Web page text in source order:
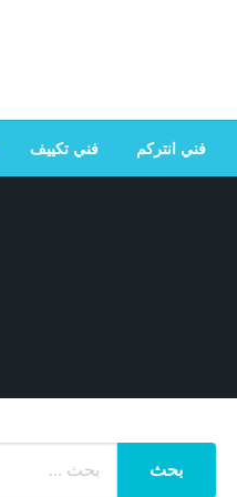
جميع الخدمات
فني انتركم فني تكييف